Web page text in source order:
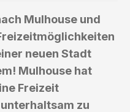
Mulhouse und
neuen Stadt
Mulhouse hat
Freizeit
zu